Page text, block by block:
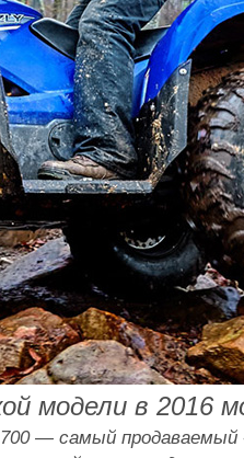
модели в 2016
— самый